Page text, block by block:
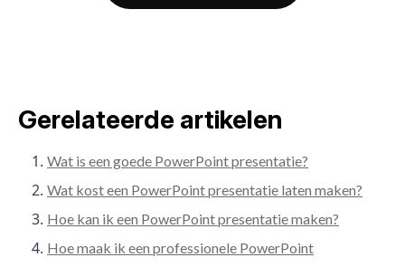
Gerelateerde artikelen
Wat is een goede PowerPoint presentatie?
Wat kost een PowerPoint presentatie laten maken?
Hoe kan ik een PowerPoint presentatie maken?
Hoe maak ik een professionele PowerPoint